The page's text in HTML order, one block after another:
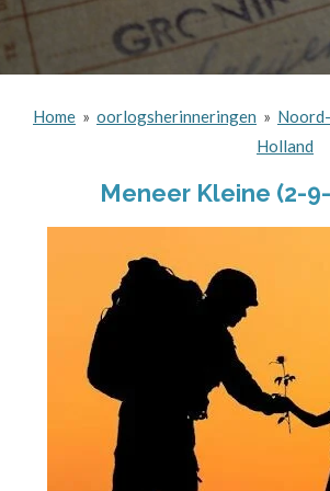
Home » oorlogsherinneringen » Noord-
Holland
Meneer Kleine (2-